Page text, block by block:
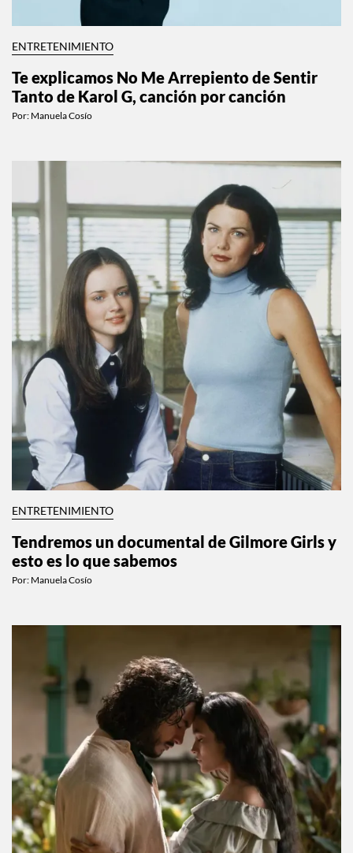
ENTRETENIMIENTO
Te explicamos No Me Arrepiento de Sentir
Tanto de Karol G, canción por canción
Por: Manuela Cosío
ENTRETENIMIENTO
Tendremos un documental de Gilmore Girls y
esto es lo que sabemos
Por: Manuela Cosío